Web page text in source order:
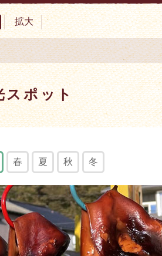
かみ-
拡大
スポット
春 夏 秋 冬